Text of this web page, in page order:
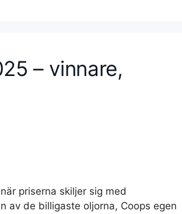
– vinnare,
priserna skiljer sig med
av de billigaste oljorna, Coops egen